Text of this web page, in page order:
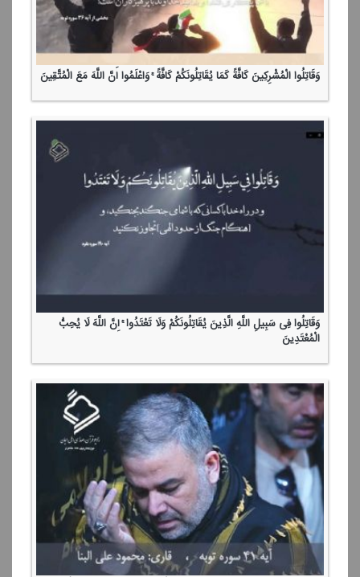
وَقَاتِلُوا الْمُشْرِكِینَ كَافَّةً كَمَا یُقَاتِلُونَكُمْ كَافَّةً ۚ وَاعْلَمُوا أَنَّ اللَّهَ مَعَ الْمُتَّقِینَ
وَقَاتِلُوا فِی سَبِیلِ اللَّهِ الَّذِینَ یُقَاتِلُونَكُمْ وَلَا تَعْتَدُوا ۚ إِنَّ اللَّهَ لَا یُحِبُّ
الْمُعْتَدِینَ